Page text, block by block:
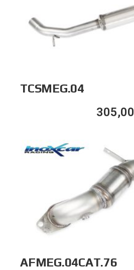
TCSMEG.04
305,00
AFMEG.04CAT.76